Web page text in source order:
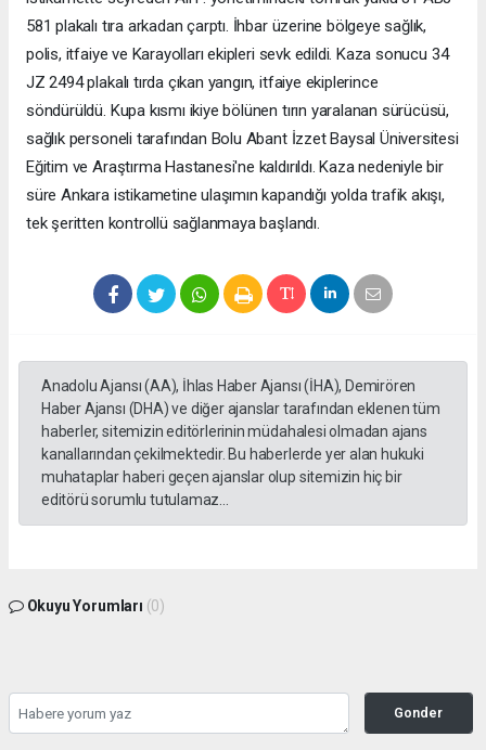
581 plakalı tıra arkadan çarptı. İhbar üzerine bölgeye sağlık,
polis, itfaiye ve Karayolları ekipleri sevk edildi. Kaza sonucu 34
JZ 2494 plakalı tırda çıkan yangın, itfaiye ekiplerince
söndürüldü. Kupa kısmı ikiye bölünen tırın yaralanan sürücüsü,
sağlık personeli tarafından Bolu Abant İzzet Baysal Üniversitesi
Eğitim ve Araştırma Hastanesi'ne kaldırıldı. Kaza nedeniyle bir
süre Ankara istikametine ulaşımın kapandığı yolda trafik akışı,
tek şeritten kontrollü sağlanmaya başlandı.
Anadolu Ajansı (AA), İhlas Haber Ajansı (İHA), Demirören
Haber Ajansı (DHA) ve diğer ajanslar tarafından eklenen tüm
haberler, sitemizin editörlerinin müdahalesi olmadan ajans
kanallarından çekilmektedir. Bu haberlerde yer alan hukuki
muhataplar haberi geçen ajanslar olup sitemizin hiç bir
editörü sorumlu tutulamaz...
Okuyu Yorumları (0)
Gonder